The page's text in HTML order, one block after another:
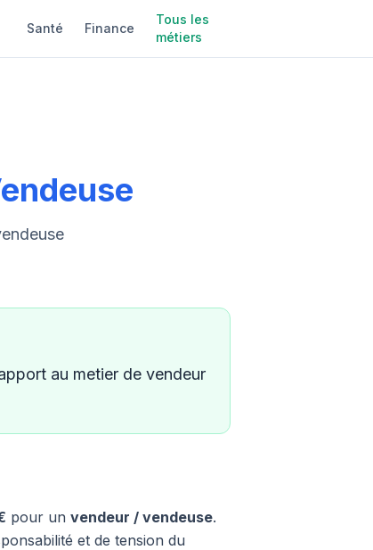
Santé Finance
Tous les
métiers
au metier de vendeur
pour un vendeur / vendeuse.
et de tension du